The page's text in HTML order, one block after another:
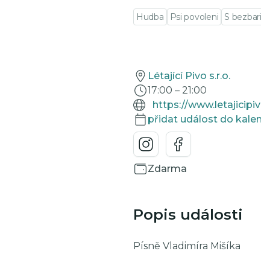
Hudba Psi povoleni S
Létající Pivo s.r.o.
17:00 – 21:00
https://
přidat událost do
Zdarma
Popis události
Písně Vladimíra Mišíka